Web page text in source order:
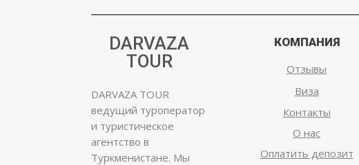
DARVAZA
TOUR
DARVAZA TOUR
ведущий туроператор
и туристическое
агентство в
Туркменистане. Мы
КОМПАНИЯ
Отзывы
Виза
Контакты
О нас
Оплатить депозит